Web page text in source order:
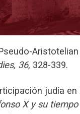
36, 328-339.
judía
X y su